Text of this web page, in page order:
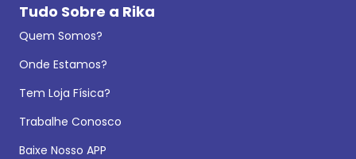
Tudo Sobre a Rika
Quem Somos?
Onde Estamos?
Tem Loja Física?
Trabalhe Conosco
Baixe Nosso APP